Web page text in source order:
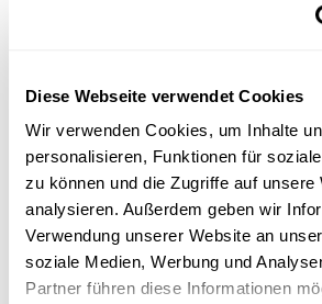
Diese Webseite verwendet Cookies
Wir verwenden Cookies, um Inhalte
personalisieren, Funktionen für
zu können und die Zugriffe auf unsere
analysieren. Außerdem geben wir
Verwendung unserer Website an
soziale Medien, Werbung und
Partner führen diese Informationen
Mitwirkende: Pesata, Fritz
Löschnak, Franz [Interviewte/r]
Datum: 1990.09.03
Schlagworte:Gesellschaft;
Österreich;Radiosendung-
Jahrhundert - 90er Jahre
Typ: audio